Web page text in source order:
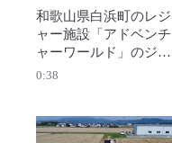
和歌山県白浜町のレジ
ャー施設「アドベンチ
ャーワールド」のジャ
イアントパンダ4頭を乗
中国へ向けて出発し
0:38